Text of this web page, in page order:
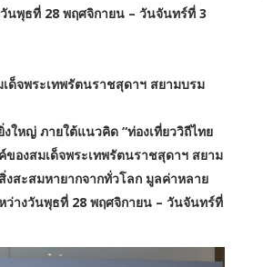
พุธที่ 28 พฤศจิกายน – วันจันทร์ที่ 3
ด็จพระเทพรัตนราชสุดาฯ สยามบรม
หญ่ ภายใต้แนวคิด “ท่องเที่ยววิถีไทย
องสมเด็จพระเทพรัตนราชสุดาฯ สยาม
สะสมหายากจากทั่วโลก มูลค่าหลาย
างวันพุธที่ 28 พฤศจิกายน – วันจันทร์ที่